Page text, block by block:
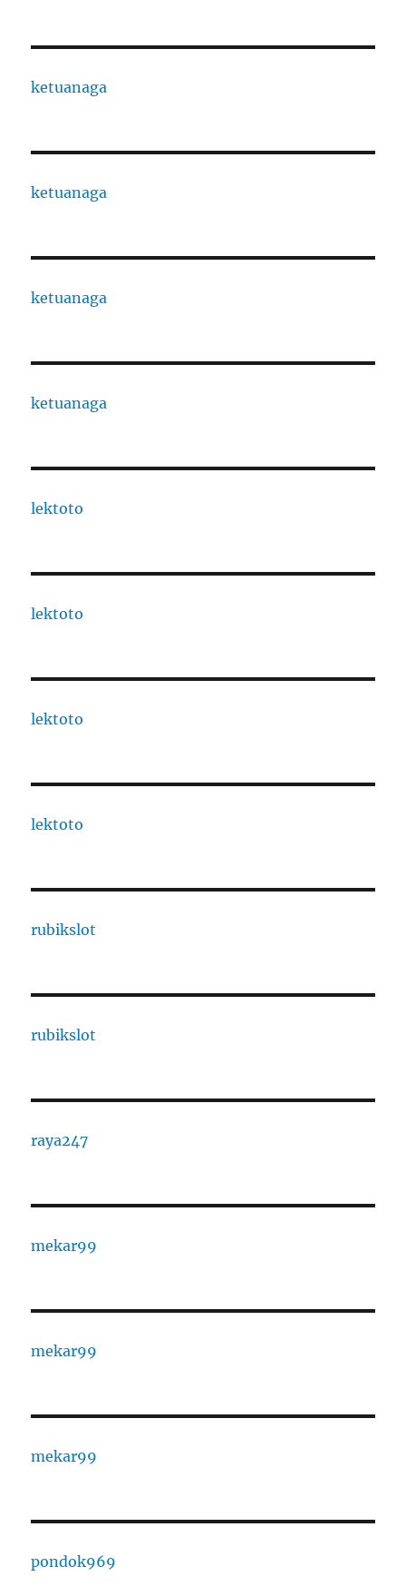
ketuanaga
ketuanaga
ketuanaga
ketuanaga
lektoto
lektoto
lektoto
lektoto
rubikslot
rubikslot
raya247
mekar99
mekar99
mekar99
pondok969